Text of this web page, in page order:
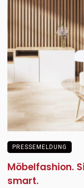
PRESSEMELDUNG
Möbelfashion.
smart.